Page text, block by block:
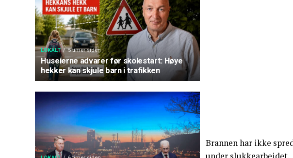
LOKALT 5 timer siden
Huseierne advarer før skolestart: Høye
hekker kan skjule barn i trafikken
Brannen har ikke
under slukkearbeidet.